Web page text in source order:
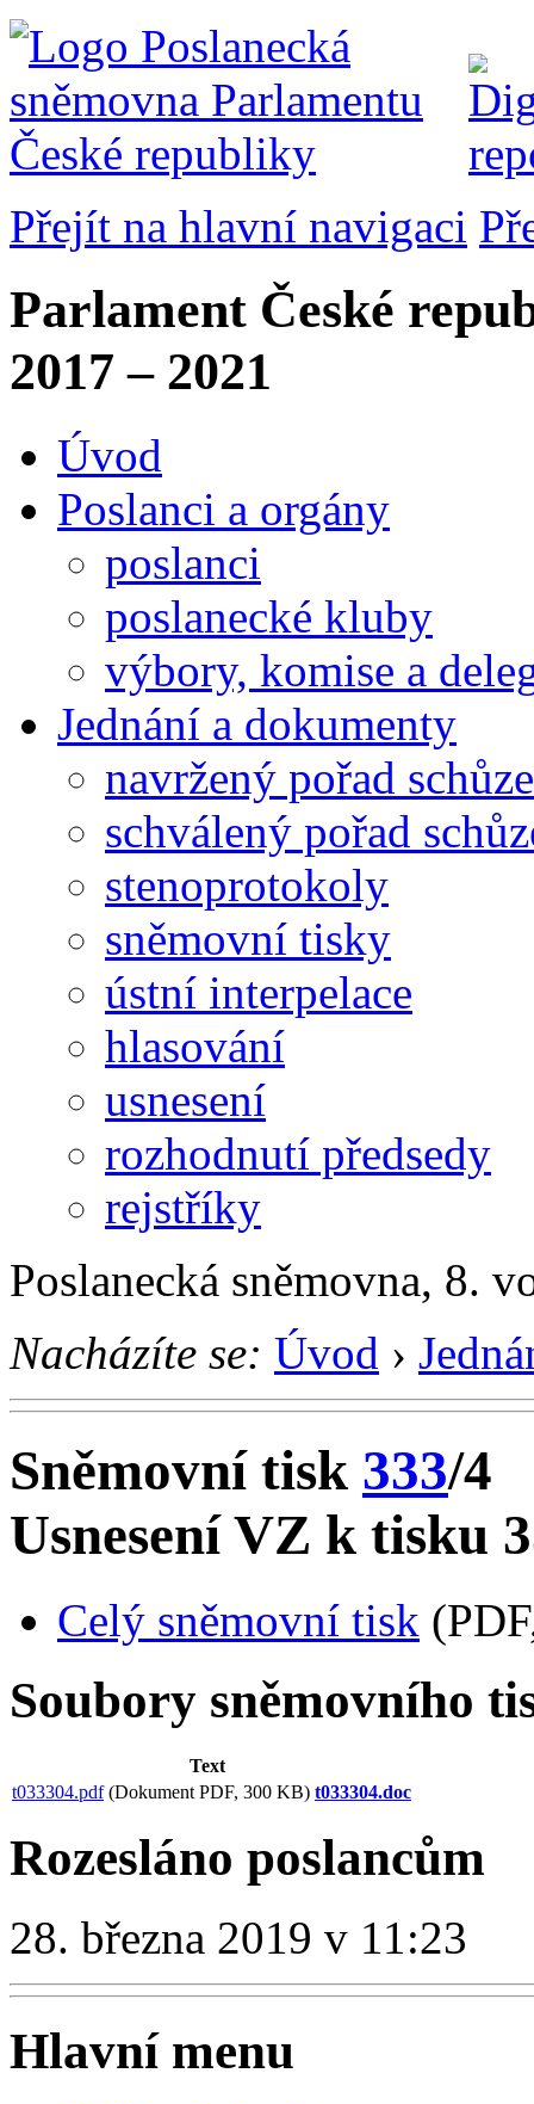
Přejít na hlavní navigaci
Parlament České
2017 – 2021
Úvod
Poslanci a orgány
poslanci
poslanecké kluby
výbory, komise a
Jednání a dokumenty
navržený pořad schůze
schválený pořad
stenoprotokoly
sněmovní tisky
ústní interpelace
hlasování
usnesení
rozhodnutí předsedy
rejstříky
Poslanecká sněmovna, 8.
Nacházíte se: Úvod ›
Sněmovní tisk 333/4
Usnesení VZ k tisku
Celý sněmovní tisk
Soubory sněmovního
Text
t033304.pdf(Dokument PDF, 300 KB) t033304.doc
Rozesláno poslancům
28. března 2019 v 11:23
Hlavní menu